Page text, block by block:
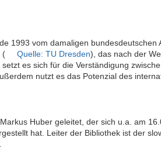
1993 vom damaligen
(
Quelle: TU Dresden), das nach der
es sich für die Verständigung
nutzt es das Potenzial des
Huber geleitet, der sich u.a. am
hat. Leiter der Bibliothek ist der